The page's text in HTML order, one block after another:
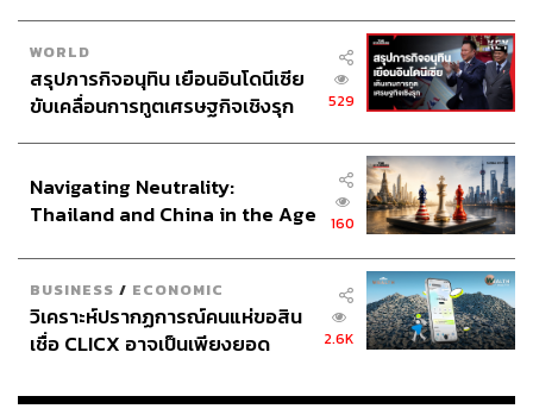
WORLD
สรุปภารกิจอนุทิน เยือนอินโดนีเซีย
ขับเคลื่อนการทูตเศรษฐกิจเชิงรุก
529
Navigating Neutrality:
Thailand and China in the Age
160
BUSINESS / ECONOMIC
วิเคราะห์ปรากฏการณ์คนแห่ขอสิน
เชื่อ CLICX อาจเป็นเพียงยอด
เรือนไทยที่ถูกซุกไว้
2.6K